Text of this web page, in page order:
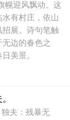
幌迎风飘动。这
有村庄，依山
展。诗句笔触
边的春色之
美景。
夫：残暴无